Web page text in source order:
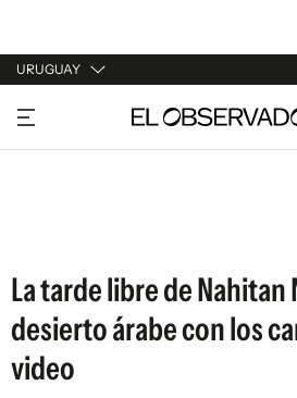
URUGUAY
URUGUAY
ARGENTINA
La tarde libre de Nahitan
desierto árabe con los
video